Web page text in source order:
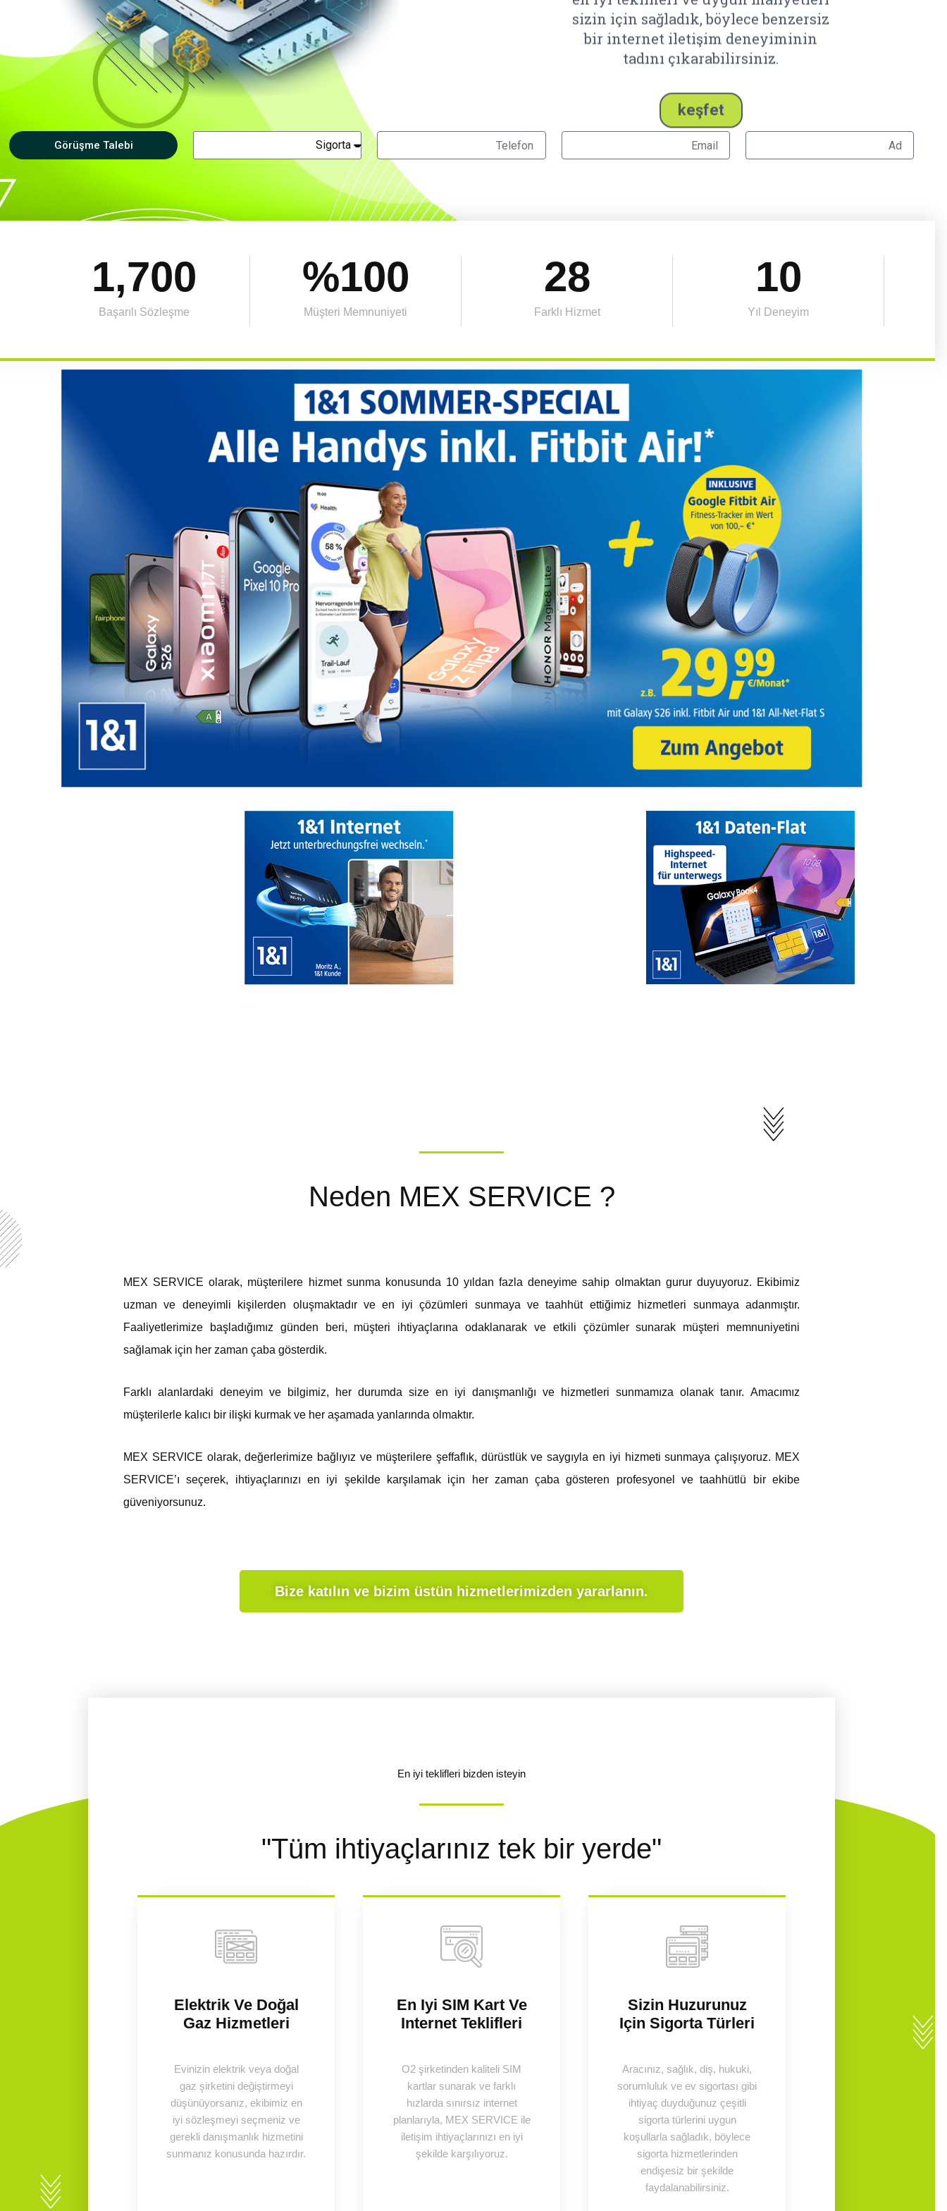
tadını çıkarabilirsiniz.
keşfet
Görüşme Talebi
Yıl Deneyim
10
Farklı Hizmet
28
Müşteri Memnuniyeti
100
%
Başarılı Sözleşme
1,700
? Neden MEX SERVICE
MEX SERVICE olarak, müşterilere hizmet sunma konusunda 10 yıldan fazla deneyime sahip olmaktan gurur duyuyoruz. Ekibimiz
uzman ve deneyimli kişilerden oluşmaktadır ve en iyi çözümleri sunmaya ve taahhüt ettiğimiz hizmetleri sunmaya adanmıştır.
Faaliyetlerimize başladığımız günden beri, müşteri ihtiyaçlarına odaklanarak ve etkili çözümler sunarak müşteri memnuniyetini
sağlamak için her zaman çaba gösterdik.
Farklı alanlardaki deneyim ve bilgimiz, her durumda size en iyi danışmanlığı ve hizmetleri sunmamıza olanak tanır. Amacımız
müşterilerle kalıcı bir ilişki kurmak ve her aşamada yanlarında olmaktır.
MEX SERVICE olarak, değerlerimize bağlıyız ve müşterilere şeffaflık, dürüstlük ve saygıyla en iyi hizmeti sunmaya çalışıyoruz. MEX
SERVICE’ı seçerek, ihtiyaçlarınızı en iyi şekilde karşılamak için her zaman çaba gösteren profesyonel ve taahhütlü bir ekibe
güveniyorsunuz.
.Bize katılın ve bizim üstün hizmetlerimizden yararlanın
En iyi teklifleri bizden isteyin
"Tüm ihtiyaçlarınız tek bir yerde"
Sizin Huzurunuz
Için Sigorta Türleri
Aracınız, sağlık, diş, hukuki,
sorumluluk ve ev sigortası gibi
ihtiyaç duyduğunuz çeşitli
sigorta türlerini uygun
koşullarla sağladık, böylece
sigorta hizmetlerinden
endişesiz bir şekilde
faydalanabilirsiniz.
En Iyi SIM Kart Ve
Internet Teklifleri
O2 şirketinden kaliteli SIM
kartlar sunarak ve farklı
hızlarda sınırsız internet
planlarıyla, MEX SERVICE ile
iletişim ihtiyaçlarınızı en iyi
şekilde karşılıyoruz.
Elektrik Ve Doğal
Gaz Hizmetleri
Evinizin elektrik veya doğal
gaz şirketini değiştirmeyi
düşünüyorsanız, ekibimiz en
iyi sözleşmeyi seçmeniz ve
gerekli danışmanlık hizmetini
sunmanız konusunda hazırdır.